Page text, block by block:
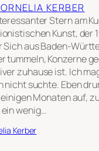
KERBER
Stern am
Kunst, der
aus Baden-
tummeln, Konzerne
zuhause ist. Ich
nicht suchte. Eben
Monaten auf,
wenig…
Kerber